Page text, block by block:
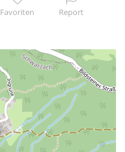
Favoriten Report